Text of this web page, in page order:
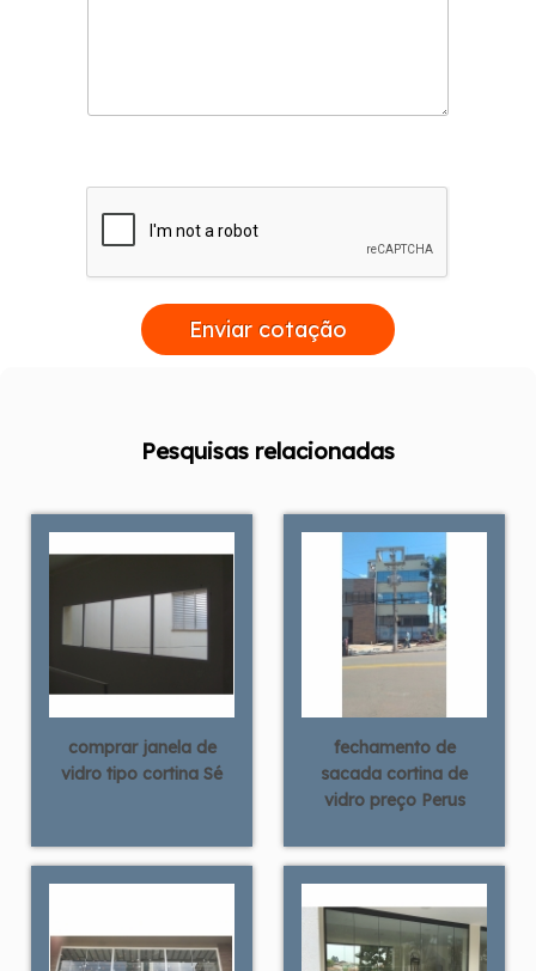
Enviar cotação
Pesquisas relacionadas
comprar janela de
vidro tipo cortina Sé
fechamento de
sacada cortina de
vidro preço Perus